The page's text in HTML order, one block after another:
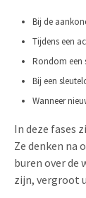
Bij de
Tijdens een
Rondom een
Bij een
Wanneer
In deze fases
Ze denken na
buren over de
zijn, vergroot